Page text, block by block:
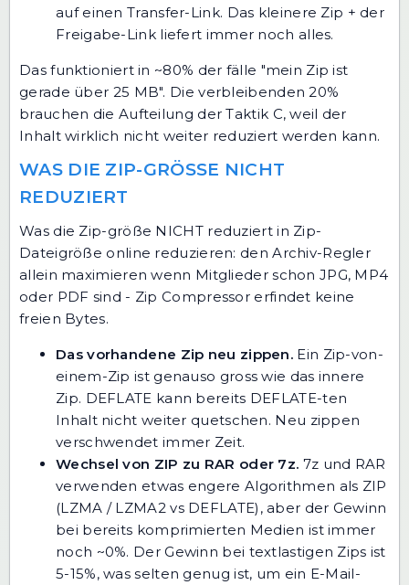
auf einen Transfer-Link. Das kleinere Zip + der
Freigabe-Link liefert immer noch alles.
Das funktioniert in ~80% der fälle "mein Zip ist
gerade über 25 MB". Die verbleibenden 20%
brauchen die Aufteilung der Taktik C, weil der
Inhalt wirklich nicht weiter reduziert werden kann.
WAS DIE ZIP-GRÖSSE NICHT R
EDUZIERT
Was die Zip-größe NICHT reduziert in Zip-
Dateigröße online reduzieren: den Archiv-Regler
allein maximieren wenn Mitglieder schon JPG, MP4
oder PDF sind - Zip Compressor erfindet keine
freien Bytes.
Das vorhandene Zip neu zippen. Ein Zip-von-
einem-Zip ist genauso gross wie das innere
Zip. DEFLATE kann bereits DEFLATE-ten
Inhalt nicht weiter quetschen. Neu zippen
verschwendet immer Zeit.
Wechsel von ZIP zu RAR oder 7z. 7z und RAR
verwenden etwas engere Algorithmen als ZIP
(LZMA / LZMA2 vs DEFLATE), aber der Gewinn
bei bereits komprimierten Medien ist immer
noch ~0%. Der Gewinn bei textlastigen Zips ist
5-15%, was selten genug ist, um ein E-Mail-